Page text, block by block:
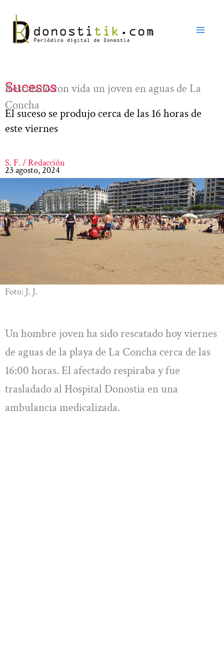
contenido
Sucesos
Rescatado con vida un joven en aguas de La
Concha
El suceso se produjo cerca de las 16 horas de
este viernes
S. F. / Redacción
23 agosto, 2024
Foto: J. J.
Un hombre joven ha sido rescatado hoy viernes
de aguas de la playa de La Concha cerca de las
16:00 horas. El afectado respiraba y fue
trasladado al Hospital Donostia en una
ambulancia medicalizada.